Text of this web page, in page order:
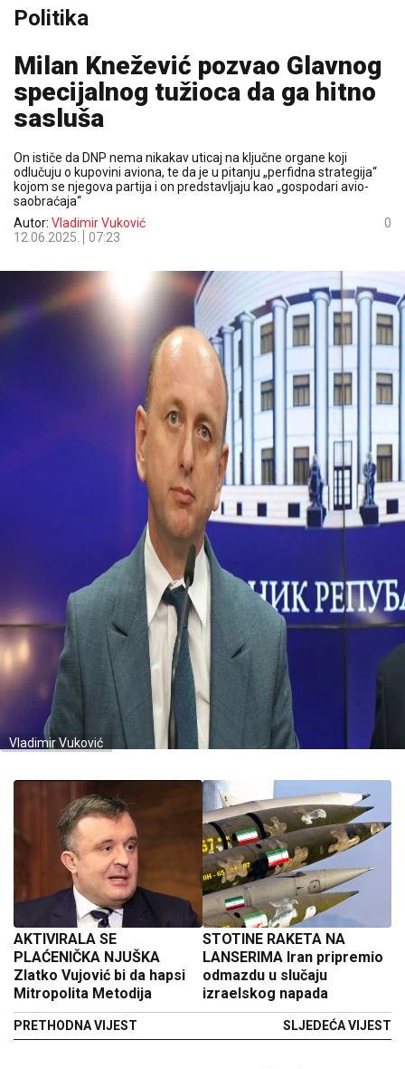
Politika
Milan Knežević pozvao Glavnog
specijalnog tužioca da ga hitno
sasluša
On ističe da DNP nema nikakav uticaj na ključne organe koji
odlučuju o kupovini aviona, te da je u pitanju „perfidna strategija“
kojom se njegova partija i on predstavljaju kao „gospodari avio-
saobraćaja“
Autor: Vladimir Vuković
12.06.2025.
07:23
0
Vladimir Vuković
AKTIVIRALA SE
PLAĆENIČKA NJUŠKA
Zlatko Vujović bi da hapsi
Mitropolita Metodija
PRETHODNA VIJEST
STOTINE RAKETA NA
LANSERIMA Iran pripremio
odmazdu u slučaju
izraelskog napada
SLJEDEĆA VIJEST